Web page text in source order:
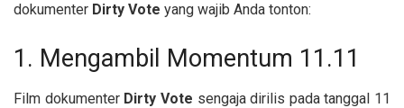
dokumenter Dirty Vote yang wajib Anda tonton:
1. Mengambil Momentum 11.11
Film dokumenter Dirty Vote sengaja dirilis pada tanggal 11